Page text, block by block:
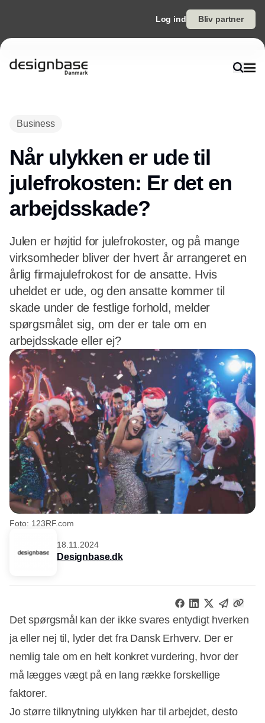
Log ind Bliv partner
Business
Når ulykken er ude til
julefrokosten: Er det en
arbejdsskade?
Julen er højtid for julefrokoster, og på mange
virksomheder bliver der hvert år arrangeret en
årlig firmajulefrokost for de ansatte. Hvis
uheldet er ude, og den ansatte kommer til
skade under de festlige forhold, melder
spørgsmålet sig, om der er tale om en
arbejdsskade eller ej?
Foto: 123RF.com
18.11.2024
Designbase.dk
Det spørgsmål kan der ikke svares entydigt hverken
ja eller nej til, lyder det fra Dansk Erhverv. Der er
nemlig tale om en helt konkret vurdering, hvor der
må lægges vægt på en lang række forskellige
faktorer.
Jo større tilknytning ulykken har til arbejdet, desto